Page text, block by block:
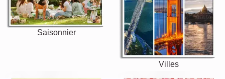
Saisonnier
Villes